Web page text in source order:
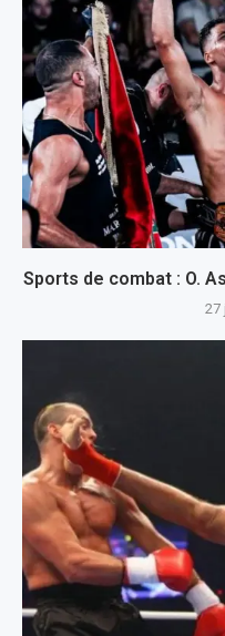
Sports de combat : O.
27